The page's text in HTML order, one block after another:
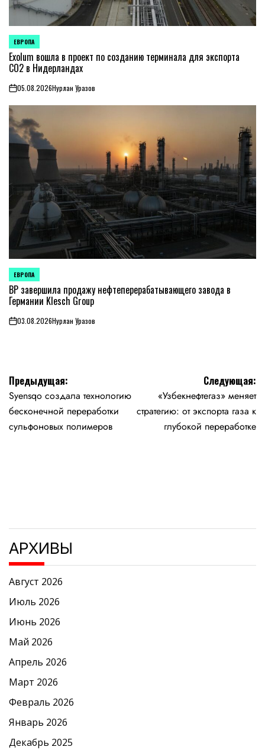
ОПУБЛИКОВАНО
В
ЕВРОПА
Exolum вошла в проект по созданию терминала для экспорта
CO2 в Нидерландах
on05.08.2026Нурлан Уразов
ОПУБЛИКОВАНО
В
ЕВРОПА
BP завершила продажу нефтеперерабатывающего завода в
Германии Klesch Group
on03.08.2026Нурлан Уразов
Навигация
по
записям
Предыдущая:
Syensqo создала технологию
бесконечной переработки
сульфоновых полимеров
Следующая:
«Узбекнефтегаз» меняет
стратегию: от экспорта газа к
глубокой переработке
АРХИВЫ
Август 2026
Июль 2026
Июнь 2026
Май 2026
Апрель 2026
Март 2026
Февраль 2026
Январь 2026
Декабрь 2025